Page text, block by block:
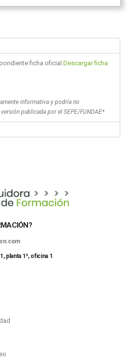
ficha oficial.Descargar ficha
informativa y podría no
publicada por el SEPE/FUNDAE*
planta 1ª, oficina 1